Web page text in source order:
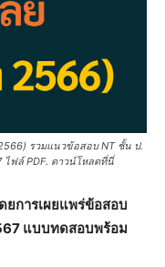
รวมแนวข้อสอบ NT ชั้น ป.
ไฟล์ PDF. ดาวน์โหลดที่นี่
ยการเผยแพร่ข้อสอบ
แบบทดสอบพร้อม